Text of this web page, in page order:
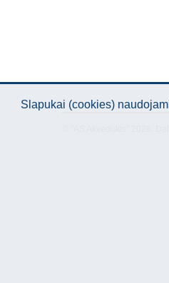
Slapukai (cookies)